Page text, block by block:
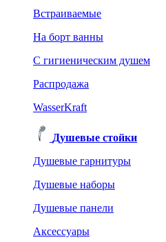
Встраиваемые
На борт ванны
C гигиеническим душем
Распродажа
WasserKraft
Душевые стойки
Душевые гарнитуры
Душевые наборы
Душевые панели
Аксессуары